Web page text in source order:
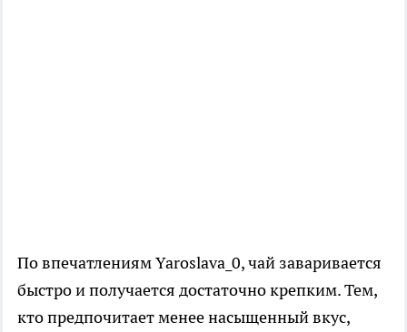
По впечатлениям Yaroslava_0, чай заваривается
быстро и получается достаточно крепким. Тем,
кто предпочитает менее насыщенный вкус,